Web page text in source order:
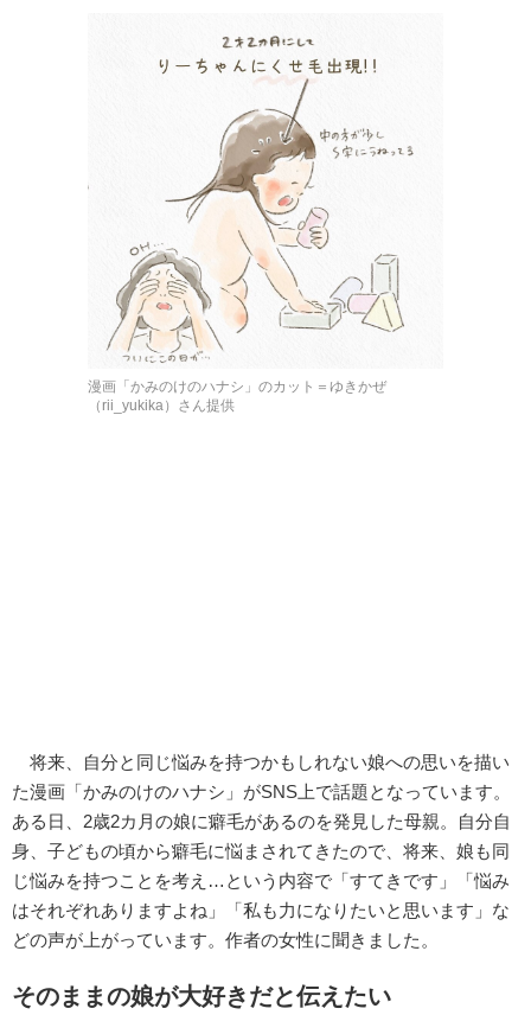
漫画「かみのけのハナシ」のカット＝ゆきかぜ
（rii_yukika）さん提供
将来、自分と同じ悩みを持つかもしれない娘への思いを描い
た漫画「かみのけのハナシ」がSNS上で話題となっています。
ある日、2歳2カ月の娘に癖毛があるのを発見した母親。自分自
身、子どもの頃から癖毛に悩まされてきたので、将来、娘も同
じ悩みを持つことを考え…という内容で「すてきです」「悩み
はそれぞれありますよね」「私も力になりたいと思います」な
どの声が上がっています。作者の女性に聞きました。
そのままの娘が大好きだと伝えたい